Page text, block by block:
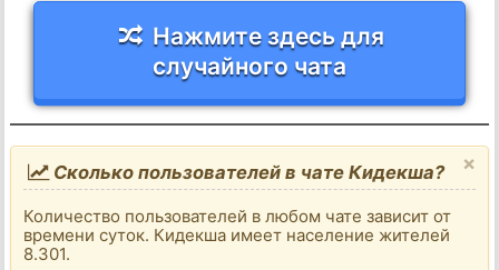
Нажмите здесь для
случайного чата
×
Сколько пользователей в чате Кидекша?
Количество пользователей в любом чате зависит от
времени суток. Кидекша имеет население жителей
8.301.